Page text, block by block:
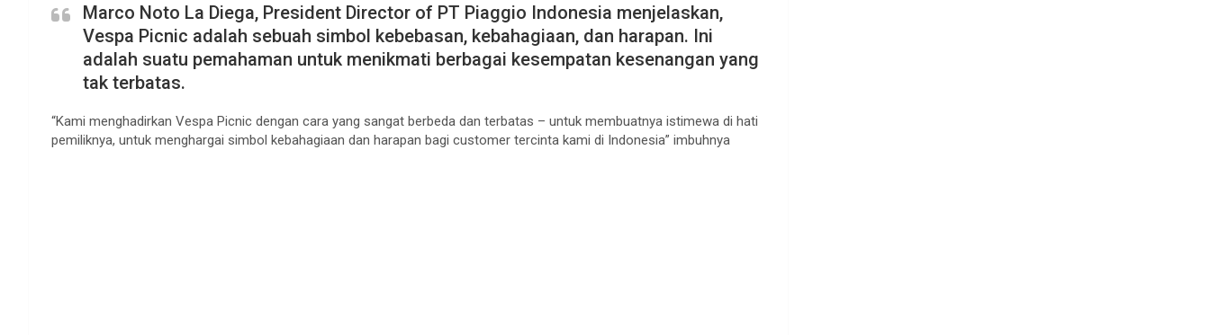
Marco Noto La Diega, President Director of PT Piaggio Indonesia menjelaskan,
Vespa Picnic adalah sebuah simbol kebebasan, kebahagiaan, dan harapan. Ini
adalah suatu pemahaman untuk menikmati berbagai kesempatan kesenangan yang
tak terbatas.
“Kami menghadirkan Vespa Picnic dengan cara yang sangat berbeda dan terbatas – untuk membuatnya istimewa di hati
pemiliknya, untuk menghargai simbol kebahagiaan dan harapan bagi customer tercinta kami di Indonesia” imbuhnya